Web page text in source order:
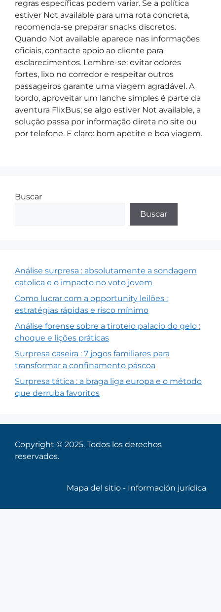
regras específicas podem variar. Se a política
estiver Not available para uma rota concreta,
recomenda-se preparar snacks discretos.
Quando Not available aparece nas informações
oficiais, contacte apoio ao cliente para
esclarecimentos. Lembre-se: evitar odores
fortes, lixo no corredor e respeitar outros
passageiros garante uma viagem agradável. A
bordo, aproveitar um lanche simples é parte da
aventura FlixBus; se algo estiver Not available, a
solução passa por informação direta no site ou
por telefone. E claro: bom apetite e boa viagem.
Buscar
Buscar
Análise surpresa : absolutamente a sondagem
catolica e o impacto no voto jovem
Como lucrar com a opportunity leilões :
estratégias rápidas e risco mínimo
Análise forense sobre a tiroteio palacio do gelo :
choque e lições práticas
Surpresa caseira : 7 jogos familiares para
transformar a confinamento páscoa
Surpresa tática : a braga liga europa e o método
que derruba favoritos
Copyright © 2025. Todos los derechos
reservados.
Mapa del sitio - Información jurídica